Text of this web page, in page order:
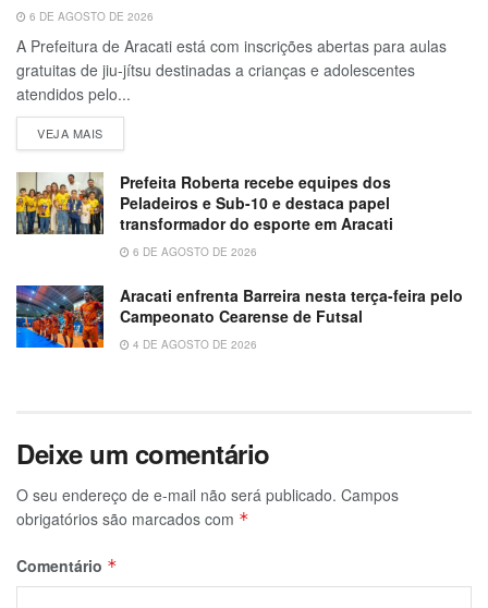
6 DE AGOSTO DE 2026
A Prefeitura de Aracati está com inscrições abertas para aulas
gratuitas de jiu-jítsu destinadas a crianças e adolescentes
atendidos pelo...
VEJA MAIS
Prefeita Roberta recebe equipes dos
Peladeiros e Sub-10 e destaca papel
transformador do esporte em Aracati
6 DE AGOSTO DE 2026
Aracati enfrenta Barreira nesta terça-feira pelo
Campeonato Cearense de Futsal
4 DE AGOSTO DE 2026
Deixe um comentário
O seu endereço de e-mail não será publicado. Campos
obrigatórios são marcados com *
Comentário *